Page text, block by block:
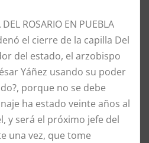
ROSARIO EN PUEBLA
el cierre de la capilla Del
del estado, el arzobispo
Yáñez usando su poder
porque no se debe
ha estado veinte años al
y será el próximo jefe del
una vez, que tome